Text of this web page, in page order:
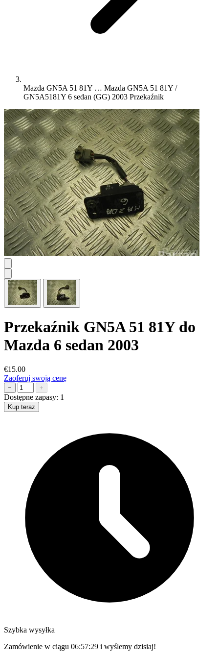
Mazda GN5A 51 81Y … Mazda GN5A 51 81Y /
GN5A5181Y 6 sedan (GG) 2003 Przekaźnik
Przekaźnik GN5A 51 81Y do
Mazda 6 sedan 2003
€15.00
Zaoferuj swoją cenę
− +
Dostępne zapasy: 1
Kup teraz
Szybka wysyłka
Zamówienie w ciągu 06:57:28 i wyślemy dzisiaj!